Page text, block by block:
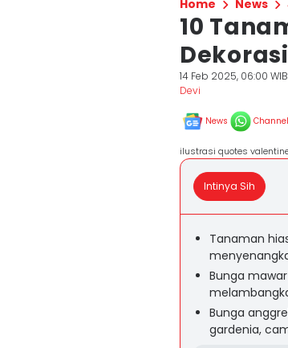
Home News
10
14 Feb 2025, 06:00 WIB
Devi
News Channel
ilustrasi quotes
Intinya Sih
Tanaman
Bunga
Bunga
gardenia,